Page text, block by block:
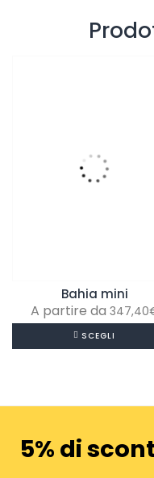
Bahia mini
347,40
SCEGLI
5% di